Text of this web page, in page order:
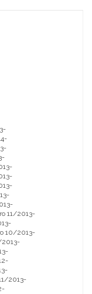
11/2013-
10/2013-
2013-
2013-